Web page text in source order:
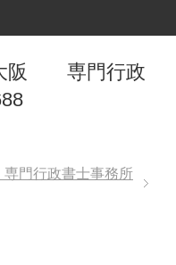
大阪 専門行政
門行政書士事務所